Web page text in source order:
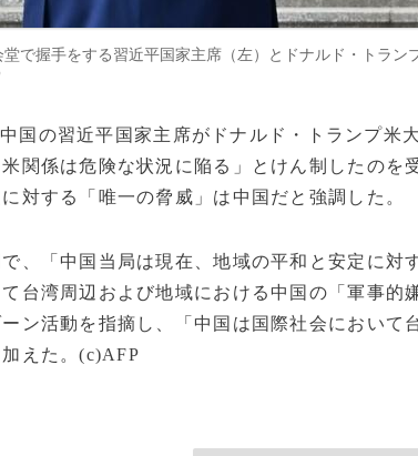
で握手をする習近平国家主席（左）とドナルド・トラン
中国の習近平国家主席がドナルド・トランプ米
関係は危険な状況に陥る」とけん制したのを
対する「唯一の脅威」は中国だと強調した。
、「中国当局は現在、地域の平和と安定に対
台湾周辺および地域における中国の「軍事的
ーン活動を指摘し、「中国は国際社会において
えた。(c)AFP